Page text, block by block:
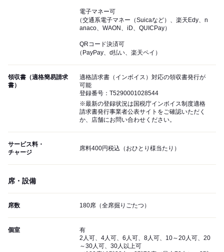
電子マネー可
（交通系電子マネー（Suicaなど）、楽天Edy、n
anaco、WAON、iD、QUICPay）
QRコード決済可
（PayPay、d払い、楽天ペイ）
領収書（適格簡易請求
書）
適格請求書（インボイス）対応の領収書発行が
可能
登録番号：T5290001028544
※最新の登録状況は国税庁インボイス制度適格
請求書発行事業者公表サイトをご確認いただく
か、店舗にお問い合わせください。
サービス料・
チャージ
席料400円税込（おひとり様当たり）
席・設備
席数 180席（全席掘りごたつ）
個室
有
2人可、4人可、6人可、8人可、10～20人可、20
～30人可、30人以上可